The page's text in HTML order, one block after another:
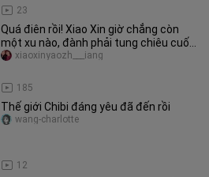
23
Quá điên rồi! Xiao Xin giờ chẳng còn
một xu nào, đành phải tung chiêu cuối
vào trung tâm thương mại
185
xiaoxinyaozh___iang
Thế giới Chibi đáng yêu đã đến rồi
12
wang-charlotte